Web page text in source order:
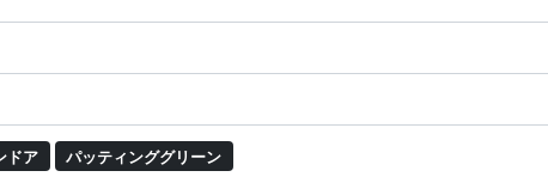
ドア パッティンググリーン